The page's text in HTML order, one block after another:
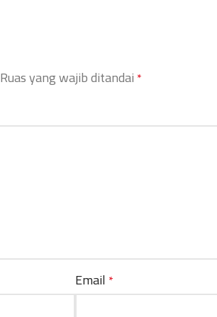
Ruas yang wajib ditandai *
Email *